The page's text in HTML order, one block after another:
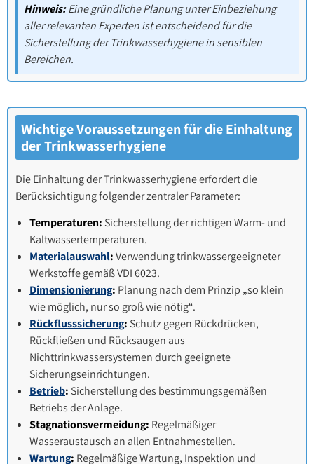
Hinweis:Eine gründliche Planung unter Einbeziehung
aller relevanten Experten ist entscheidend für die
Sicherstellung der Trinkwasserhygiene in sensiblen
Bereichen.
Wichtige Voraussetzungen für die Einhaltung
der Trinkwasserhygiene
Die Einhaltung der Trinkwasserhygiene erfordert die
Berücksichtigung folgender zentraler Parameter:
Temperaturen: Sicherstellung der richtigen Warm- und
Kaltwassertemperaturen.
Materialauswahl:Verwendung trinkwassergeeigneter
Werkstoffe gemäß VDI 6023.
Dimensionierung: Planung nach dem Prinzip „so klein
wie möglich, nur so groß wie nötig“.
Rückflusssicherung: Schutz gegen Rückdrücken,
Rückfließen und Rücksaugen aus
Nichttrinkwassersystemen durch geeignete
Sicherungseinrichtungen.
Betrieb: Sicherstellung des bestimmungsgemäßen
Betriebs der Anlage.
Stagnationsvermeidung: Regelmäßiger
Wasseraustausch an allen Entnahmestellen.
Wartung: Regelmäßige Wartung, Inspektion und